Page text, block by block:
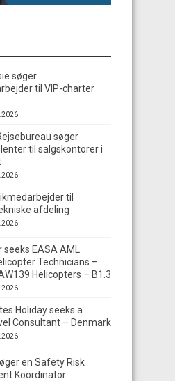
søger
til VIP-charter
søger
til salgskontorer i
til
afdeling
seeks EASA AML
Technicians –
Helicopters – B1.3
Holiday seeks a
Consultant – Denmark
en Safety Risk
Koordinator